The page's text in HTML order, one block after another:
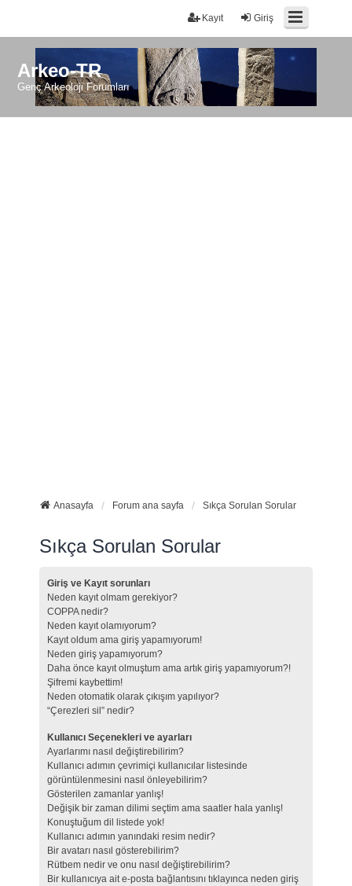
Giriş
Kayıt
Arkeo-TR
Genç Arkeoloji Forumları
Anasayfa Forum ana sayfa Sıkça Sorulan Sorular
Sıkça Sorulan Sorular
Giriş ve Kayıt sorunları
Neden kayıt olmam gerekiyor?
COPPA nedir?
Neden kayıt olamıyorum?
Kayıt oldum ama giriş yapamıyorum!
Neden giriş yapamıyorum?
Daha önce kayıt olmuştum ama artık giriş yapamıyorum?!
Şifremi kaybettim!
Neden otomatik olarak çıkışım yapılıyor?
“Çerezleri sil” nedir?
Kullanıcı Seçenekleri ve ayarları
Ayarlarımı nasıl değiştirebilirim?
Kullanıcı adımın çevrimiçi kullanıcılar listesinde
görüntülenmesini nasıl önleyebilirim?
Gösterilen zamanlar yanlış!
Değişik bir zaman dilimi seçtim ama saatler hala yanlış!
Konuştuğum dil listede yok!
Kullanıcı adımın yanındaki resim nedir?
Bir avatarı nasıl gösterebilirim?
Rütbem nedir ve onu nasıl değiştirebilirim?
Bir kullanıcıya ait e-posta bağlantısını tıklayınca neden giriş